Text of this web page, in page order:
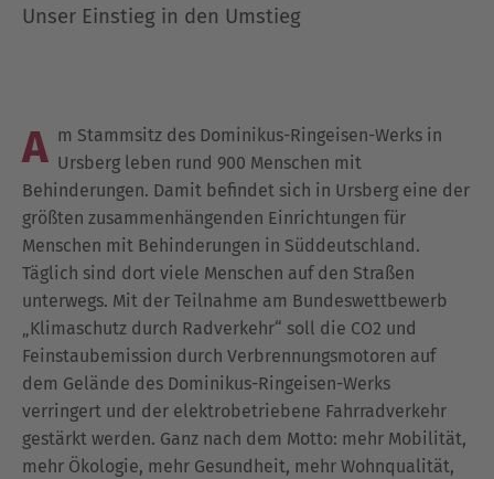
Unser Einstieg in den Umstieg
A m Stammsitz des Dominikus-Ringeisen-Werks in
Ursberg leben rund 900 Menschen mit
Behinderungen. Damit befindet sich in Ursberg eine der
größten zusammenhängenden Einrichtungen für
Menschen mit Behinderungen in Süddeutschland.
Täglich sind dort viele Menschen auf den Straßen
unterwegs. Mit der Teilnahme am Bundeswettbewerb
„Klimaschutz durch Radverkehr“ soll die CO2 und
Feinstaubemission durch Verbrennungsmotoren auf
dem Gelände des Dominikus-Ringeisen-Werks
verringert und der elektrobetriebene Fahrradverkehr
gestärkt werden. Ganz nach dem Motto: mehr Mobilität,
mehr Ökologie, mehr Gesundheit, mehr Wohnqualität,